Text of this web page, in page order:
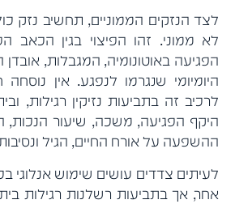
לצד הנזקים הממוניים, תחשיב נזק
לא ממוני. זהו הפיצוי בגין הכאב
הפגיעה באוטונומיה, המגבלות, אובדן
היומיומי שנגרמו לנפגע. אין
לרכיב זה בתביעות נזיקין רגילות,
היקף הפגיעה, משכה, שיעור הנכות,
ההשפעה על אורח החיים, הגיל
לעיתים צדדים עושים שימוש אנלוגי
אחר, אך בתביעות רשלנות רגילות